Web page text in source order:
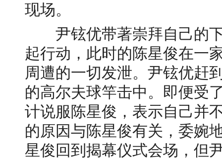
现场。
尹铉优带著崇拜自己的下
起行动，此时的陈星俊在一
周遭的一切发泄。尹铉优赶
的高尔夫球竿击中。即便受
计说服陈星俊，表示自己并
的原因与陈星俊有关，委婉
星俊回到揭幕仪式会场，但